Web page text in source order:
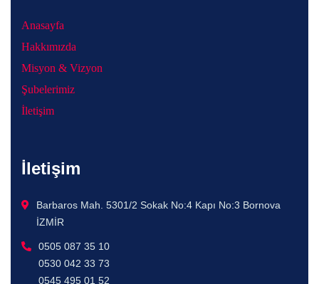
Anasayfa
Hakkımızda
Misyon & Vizyon
Şubelerimiz
İletişim
İletişim
Barbaros Mah. 5301/2 Sokak No:4 Kapı No:3 Bornova
İZMİR
0505 087 35 10
0530 042 33 73
0545 495 01 52